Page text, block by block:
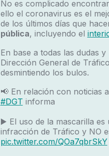
No es complicado
ello el coronavirus es el
de los últimos días que
pública, incluyendo el
En base a todas las dudas
Dirección General de
desmintiendo los bulos.
📢 En relación con noticias
#DGT informa
▶️ El uso de la mascarilla
infracción de Tráfico y NO
pic.twitter.com/QOa7qbrSkY